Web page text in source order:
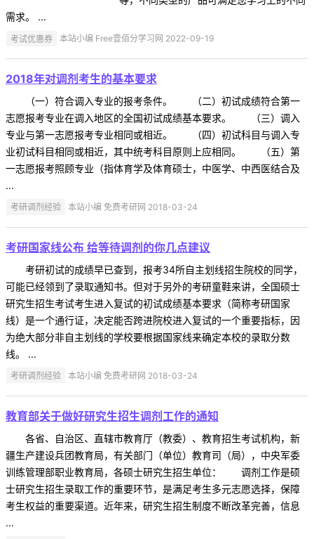
需求。 ...
考试优惠券 本站小编 Free壹佰分学习网 2022-09-19
2018年对调剂考生的基本要求
（一）符合调入专业的报考条件。 （二）初试成绩符合第一
志愿报考专业在调入地区的全国初试成绩基本要求。 （三）调入
专业与第一志愿报考专业相同或相近。 （四）初试科目与调入专
业初试科目相同或相近，其中统考科目原则上应相同。 （五）第
一志愿报考照顾专业（指体育学及体育硕士，中医学、中西医结合及
...
考研调剂经验 本站小编 免费考研网 2018-03-24
考研国家线公布 给等待调剂的你几点建议
考研初试的成绩早已查到，报考34所自主划线招生院校的同学，
可能已经领到了录取通知书。但对于另外的考研童鞋来讲，全国硕士
研究生招生考试考生进入复试的初试成绩基本要求（简称考研国家
线）是一个通行证，决定能否跨进院校进入复试的一个重要指标，因
为绝大部分非自主划线的学校要根据国家线来确定本校的录取分数
线。 ...
考研调剂经验 本站小编 免费考研网 2018-03-24
教育部关于做好研究生招生调剂工作的通知
各省、自治区、直辖市教育厅（教委）、教育招生考试机构，新
疆生产建设兵团教育局，有关部门（单位）教育司（局），中央军委
训练管理部职业教育局，各硕士研究生招生单位： 调剂工作是硕
士研究生招生录取工作的重要环节，是满足考生多元志愿选择，保障
考生权益的重要渠道。近年来，研究生招生制度不断改革完善，信息
...